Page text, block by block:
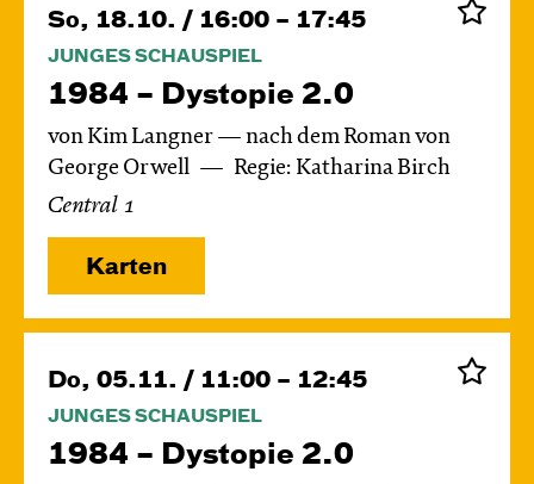
So, 18.10. / 16:00 – 17:45
JUNGES SCHAUSPIEL
1984 – Dystopie 2.0
von Kim Langner — nach dem Roman von
George Orwell
Regie: Katharina Birch
Central 1
Karten
Do, 05.11. / 11:00 – 12:45
JUNGES SCHAUSPIEL
1984 – Dystopie 2.0